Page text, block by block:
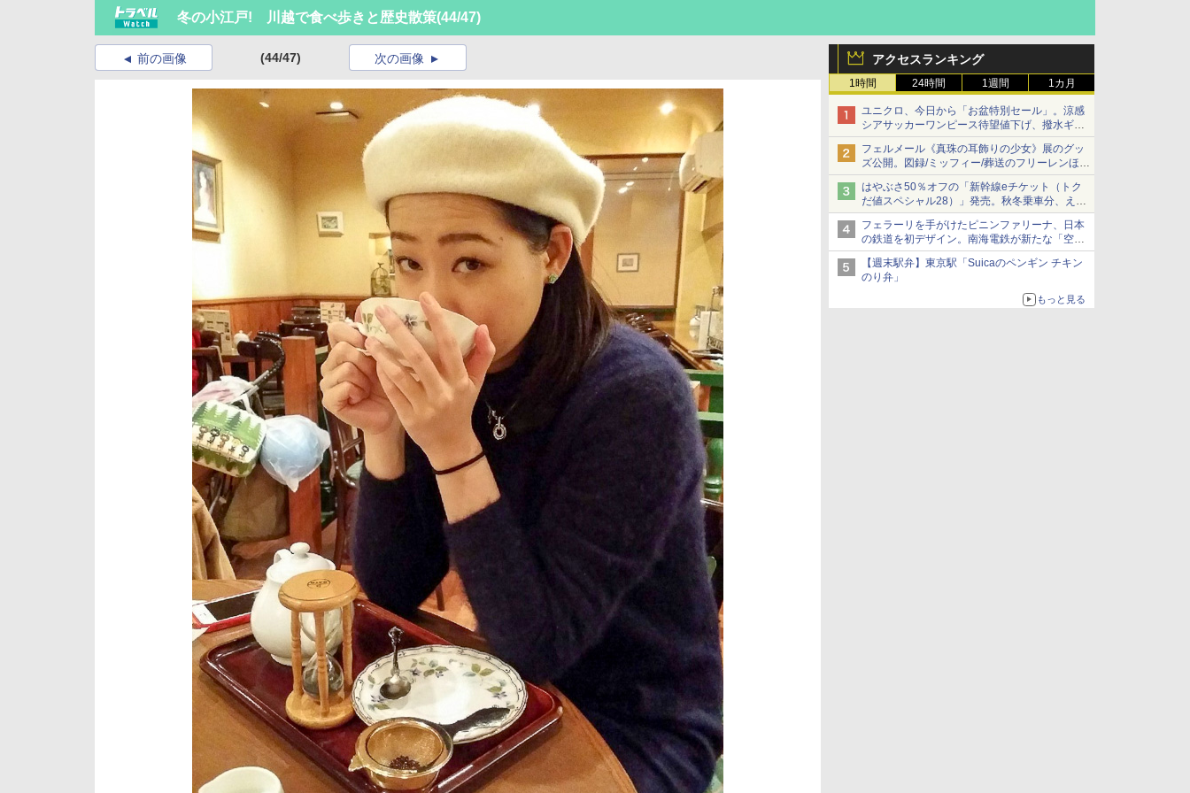
冬の小江戸! 川越で食べ歩きと歴史散策(44/47)
アクセスランキング
1時間 24時間 1週間 1カ月
ユニクロ、今日から「お盆特別セール」。涼感
シアサッカーワンピース待望値下げ、撥水ギア
ショーツは1990円に
フェルメール《真珠の耳飾りの少女》展のグッ
ズ公開。図録/ミッフィー/葬送のフリーレンほ
か、注目ブランドコラボが実現
はやぶさ50％オフの「新幹線eチケット（トク
だ値スペシャル28）」発売。秋冬乗車分、えき
ねっと限定
フェラーリを手がけたピニンファリーナ、日本
の鉄道を初デザイン。南海電鉄が新たな「空港
特急」をなにわ筋線へ導入
【週末駅弁】東京駅「Suicaのペンギン チキン
のり弁」
もっと見る
前の画像 (44/47) 次の画像